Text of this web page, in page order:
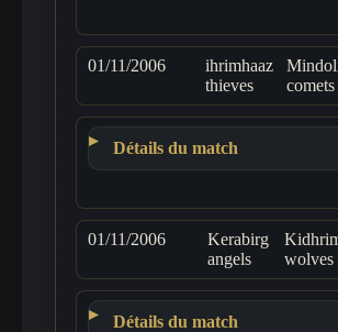
01/11/2006
ihrimhaaz
thieves
comets
Détails du match
01/11/2006
Kerabirg
angels
wolves
Détails du match